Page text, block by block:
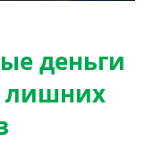
деньги
лишних